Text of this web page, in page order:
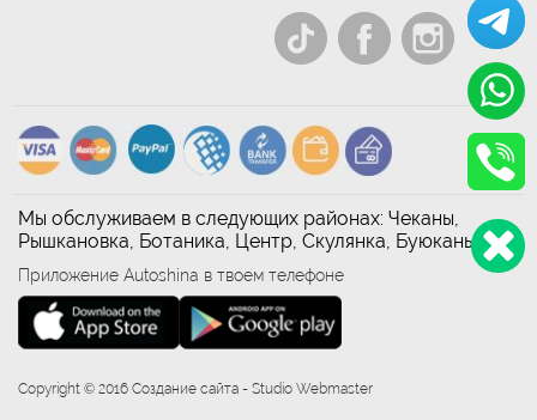
Мы обслуживаем в следующих районах: Чеканы,
Рышкановка, Ботаника, Центр, Скулянка, Буюканы
Приложение Autoshina в твоем телефоне
Copyright © 2016 Создание сайта - Studio Webmaster